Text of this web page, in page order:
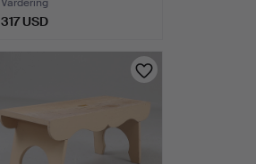
Värdering
317 USD